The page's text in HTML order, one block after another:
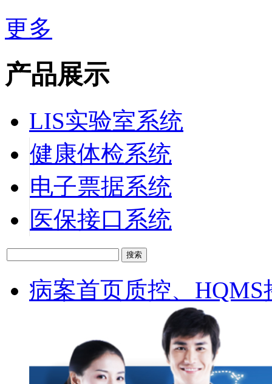
更多
产品展示
LIS实验室系统
健康体检系统
电子票据系统
医保接口系统
病案首页质控、HQMS